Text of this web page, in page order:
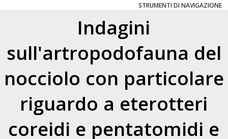
STRUMENTI DI NAVIGAZIONE
Indagini
sull'artropodofauna del
nocciolo con particolare
riguardo a eterotteri
coreidi e pentatomidi e